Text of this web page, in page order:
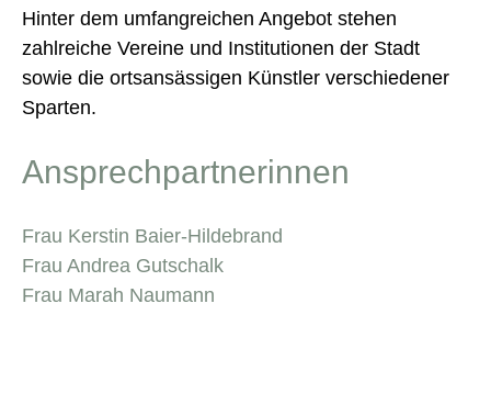
Hinter dem umfangreichen Angebot stehen
zahlreiche Vereine und Institutionen der Stadt
sowie die ortsansässigen Künstler verschiedener
Sparten.
Ansprechpartnerinnen
Frau Kerstin Baier-Hildebrand
Frau Andrea Gutschalk
Frau Marah Naumann